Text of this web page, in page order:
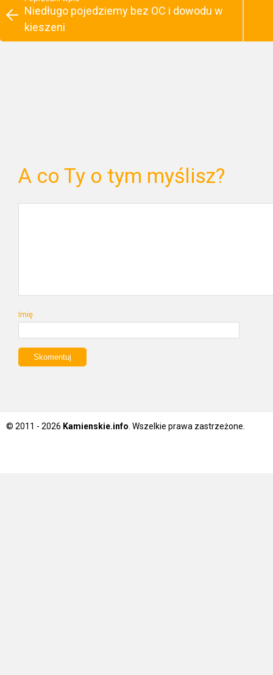
Niedługo pojedziemy bez OC i dowodu w
kieszeni
A co Ty o tym myślisz?
Imię
© 2011 - 2026 Kamienskie.info . Wszelkie prawa zastrzeżone.